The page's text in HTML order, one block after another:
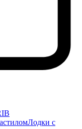
Лодки с